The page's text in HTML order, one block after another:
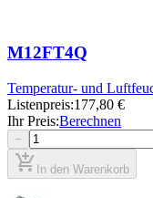
M12FT4Q
Temperatur- und
Listenpreis:177,80 €
Ihr Preis:Berechnen
−
add_shopping_cart In den Warenkorb